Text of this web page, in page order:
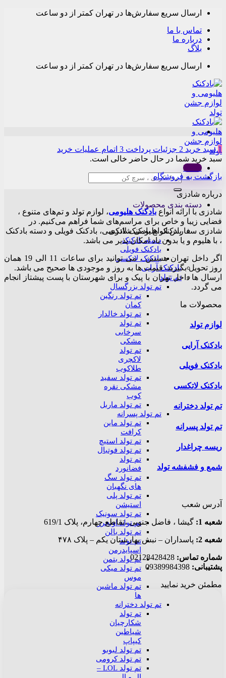
Skip
content
ارسال سریع سفارش‌ها در تهران کمتر از دو ساعت
تماس با ما
درباره ما
بلاگ
ارسال سریع سفارش‌ها در تهران کمتر از دو ساعت
Menu
جستجو
برای:
دسته بندی محصولات
بادکنک هلیومی شادزی
دسته بادکنک
بادکنک فویلی
بادکنک لاتکسی
بادکنک آرایی
تم تولد
تم تولد بزرگسال
تم تولد رنگین
کمان
تم تولد خالدار
تم تولد
سرخابی
مشکی
تم تولد
لاکچری
طلاکوب
تم تولد سفید
مشکی نقره
کوب
تم تولد ماربل
تم تولد پسرانه
تم تولد ماین
کرافت
تم تولد استیچ
تم تولد فوتبال
تم تولد
فضانورد
تم تولد سگ
های نگهبان
تم تولد پلی
استیشن
تم تولد سونیک
تم تولد اونجرز
تم تولد بالن
تم تولد
اسپایدرمن
تم تولد بتمن
تم تولد میکی
موس
تم تولد ماشین
ها
تم تولد دخترانه
تم تولد
شکارچیان
شیاطین
کیپاپ
تم تولد لبوبو
تم تولد کرومی
تم تولد LOL –
1سبد خرید 2 جزئیات پرداخت 3 اتمام عملیات خرید
سبد خرید شما در حال حاضر خالی است.
بازگشت به فروشگاه
درباره شادزی
شادزی با ارائه انواع بادکنک‌ هلیومی، لوازم تولد و تم‌های متنوع ،
فضایی زیبا و خاص برای مراسم‌های شما فراهم می‌کنیم. در
شادزی سفارش انواع بادکنک لاتکسی، بادکنک فویلی و دسته بادکنک
، با هلیوم و یا بدون باد امکان پذیر می باشد.
اگر داخل تهران هستین ، می توانید برای ساعات 11 الی 19 همان
روز تحویل بگیرید. قیمت ها به روز و موجودی ها صحیح می باشد.
ارسال ها داخل تهران با پیک و برای شهرستان با پست پیشتاز انجام
می گردد.
محصولات ما
لوازم تولد
بادکنک آرایی
بادکنک فویلی
بادکنک لاتکسی
تم تولد دخترانه
تم تولد پسرانه
ریسه چراغدار
شمع و فشفشه تولد
آدرس شعب
شعبه 1: گيشا ، فاضل جنوبی ،تقاطع چهارم، پلاک 619/1
شعبه 2: پاسداران – نبش بهارستان یکم – پلاک ۴۷۸
شماره تماس:
پشتیبانی:
مطمئن خرید نمایید